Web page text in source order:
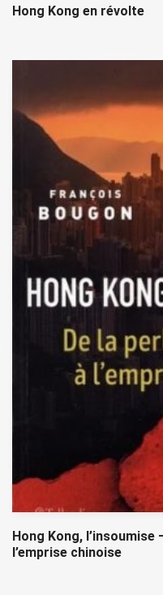
Hong Kong en révolte
Hong Kong, l’insoumise
l’emprise chinoise